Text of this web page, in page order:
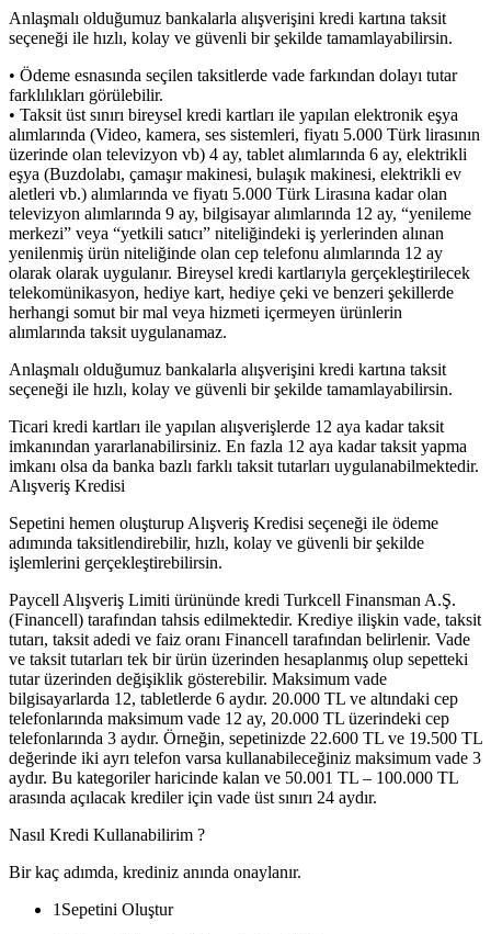
Anlaşmalı olduğumuz bankalarla alışverişini kredi kartına taksit
seçeneği ile hızlı, kolay ve güvenli bir şekilde tamamlayabilirsin.
• Ödeme esnasında seçilen taksitlerde vade farkından dolayı tutar
farklılıkları görülebilir.
• Taksit üst sınırı bireysel kredi kartları ile yapılan elektronik eşya
alımlarında (Video, kamera, ses sistemleri, fiyatı 5.000 Türk lirasının
üzerinde olan televizyon vb) 4 ay, tablet alımlarında 6 ay, elektrikli
eşya (Buzdolabı, çamaşır makinesi, bulaşık makinesi, elektrikli ev
aletleri vb.) alımlarında ve fiyatı 5.000 Türk Lirasına kadar olan
televizyon alımlarında 9 ay, bilgisayar alımlarında 12 ay, “yenileme
merkezi” veya “yetkili satıcı” niteliğindeki iş yerlerinden alınan
yenilenmiş ürün niteliğinde olan cep telefonu alımlarında 12 ay
olarak olarak uygulanır. Bireysel kredi kartlarıyla gerçekleştirilecek
telekomünikasyon, hediye kart, hediye çeki ve benzeri şekillerde
herhangi somut bir mal veya hizmeti içermeyen ürünlerin
alımlarında taksit uygulanamaz.
Anlaşmalı olduğumuz bankalarla alışverişini kredi kartına taksit
seçeneği ile hızlı, kolay ve güvenli bir şekilde tamamlayabilirsin.
Ticari kredi kartları ile yapılan alışverişlerde 12 aya kadar taksit
imkanından yararlanabilirsiniz. En fazla 12 aya kadar taksit yapma
imkanı olsa da banka bazlı farklı taksit tutarları uygulanabilmektedir.
Alışveriş Kredisi
Sepetini hemen oluşturup Alışveriş Kredisi seçeneği ile ödeme
adımında taksitlendirebilir, hızlı, kolay ve güvenli bir şekilde
işlemlerini gerçekleştirebilirsin.
Paycell Alışveriş Limiti ürününde kredi Turkcell Finansman A.Ş.
(Financell) tarafından tahsis edilmektedir. Krediye ilişkin vade, taksit
tutarı, taksit adedi ve faiz oranı Financell tarafından belirlenir. Vade
ve taksit tutarları tek bir ürün üzerinden hesaplanmış olup sepetteki
tutar üzerinden değişiklik gösterebilir. Maksimum vade
bilgisayarlarda 12, tabletlerde 6 aydır. 20.000 TL ve altındaki cep
telefonlarında maksimum vade 12 ay, 20.000 TL üzerindeki cep
telefonlarında 3 aydır. Örneğin, sepetinizde 22.600 TL ve 19.500 TL
değerinde iki ayrı telefon varsa kullanabileceğiniz maksimum vade 3
aydır. Bu kategoriler haricinde kalan ve 50.001 TL – 100.000 TL
arasında açılacak krediler için vade üst sınırı 24 aydır.
Nasıl Kredi Kullanabilirim ?
Bir kaç adımda, krediniz anında onaylanır.
1 Sepetini Oluştur